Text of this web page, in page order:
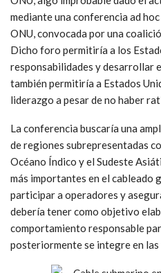
plataformas no tripuladas, de
Estado del pabellón se
remotos, y exigir que los
ante un Estado del pabellón y
su trazabilidad y el
Los Estados podrían abordar las
ONU, algo improbable dado el
mediante una conferencia ad hoc
ONU, convocada por una
Dicho foro permitiría a los
responsabilidades y desarrollar
también permitiría a Estados
liderazgo a pesar de no haber
La conferencia buscaría una